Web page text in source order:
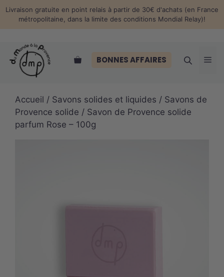
AllerLivraison gratuite en point relais à partir de 30€ d'achats (en France
métropolitaine, dans la limite des conditions Mondial Relay)!
BONNES AFFAIRES
Accueil / Savons solides et liquides / Savons de
Provence solide / Savon de Provence solide
parfum Rose – 100g